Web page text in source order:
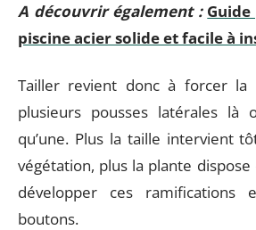
A découvrir également :
piscine acier solide et facile à
Tailler revient donc à forcer la
plusieurs pousses latérales là
qu’une. Plus la taille intervient
végétation, plus la plante
développer ces
boutons.